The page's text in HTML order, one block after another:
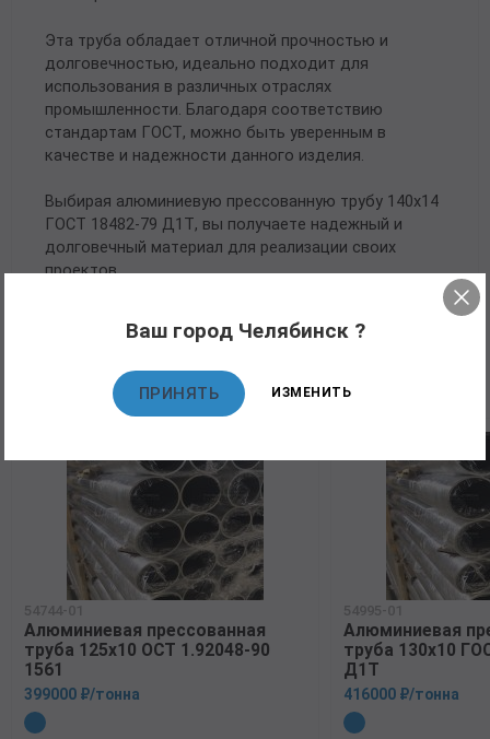
Эта труба обладает отличной прочностью и
долговечностью, идеально подходит для
использования в различных отраслях
промышленности. Благодаря соответствию
стандартам ГОСТ, можно быть уверенным в
качестве и надежности данного изделия.
Выбирая алюминиевую прессованную трубу 140х14
ГОСТ 18482-79 Д1Т, вы получаете надежный и
долговечный материал для реализации своих
проектов.
Рекомендуемые товары
54744-01
Алюминиевая прессованная
труба 125х10 ОСТ 1.92048-90
1561
399000 ₽/тонна
54995-01
Алюминиевая
труба 130х10
Д1Т
416000 ₽/тонна
Ваш город Челябинск ?
ПРИНЯТЬ ИЗМЕНИТЬ